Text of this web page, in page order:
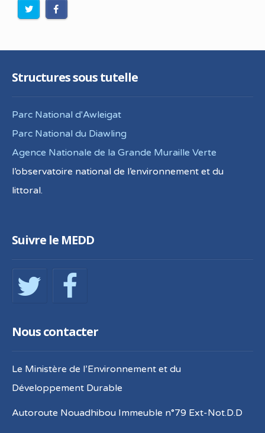
Structures sous tutelle
Parc National d'Awleigat
Parc National du Diawling
Agence Nationale de la Grande Muraille Verte
l’observatoire national de l’environnement et du
littoral.
Suivre le MEDD
Nous contacter
Le Ministère de l’Environnement et du
Développement Durable
Autoroute Nouadhibou Immeuble n°79 Ext-Not.D.D